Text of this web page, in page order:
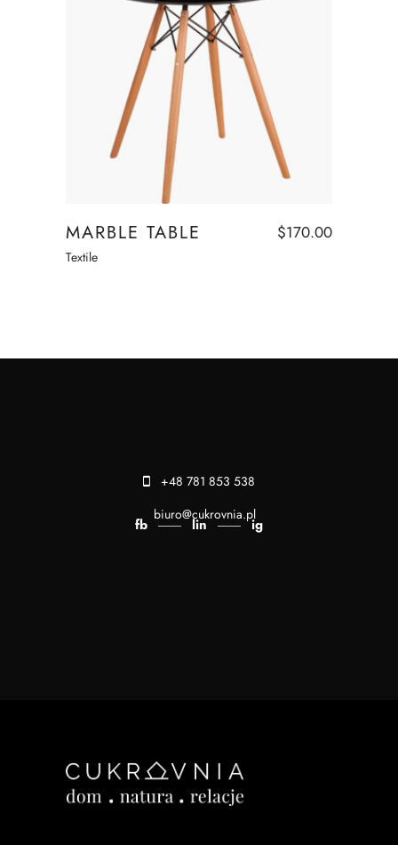
MARBLE TABLE $170.00
Textile
+48 781 853 538
biuro@cukrovnia.pl
fb lin ig